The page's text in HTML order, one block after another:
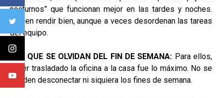
nocturnos” que funcionan mejor en las tardes y noches.
Suelen rendir bien, aunque a veces desordenan las tareas
del equipo.
LOS QUE SE OLVIDAN DEL FIN DE SEMANA: Para ellos,
haber trasladado la oficina a la casa fue lo máximo. No se
pueden desconectar ni siquiera los fines de semana.